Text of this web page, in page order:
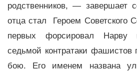
родственников, — завершает
отца стал Героем
первых форсировал Нарву
седьмой контратаки фашистов
бою. Его именем названа